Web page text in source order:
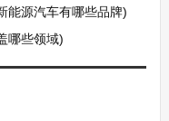
能源汽车有哪些品牌)
哪些领域)